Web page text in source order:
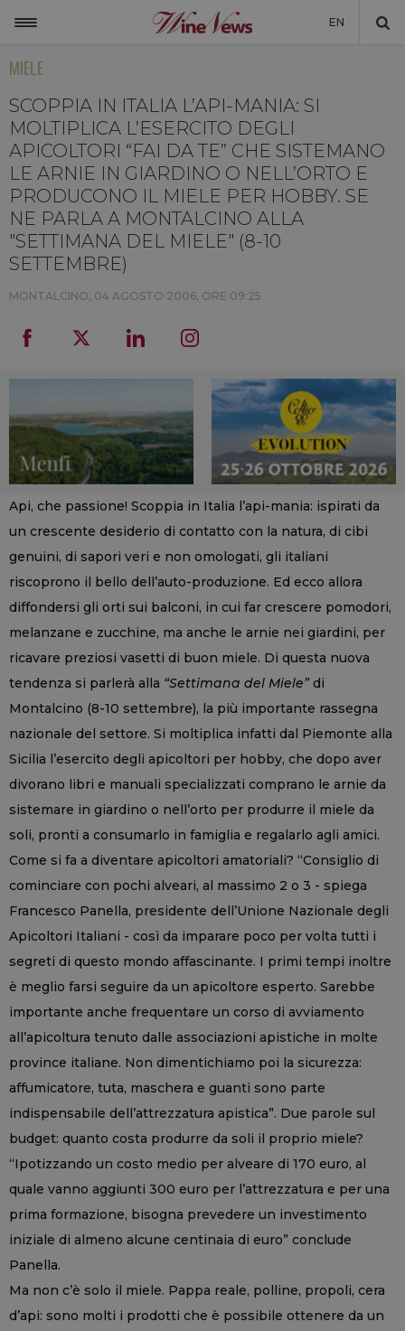
EN
MONDO
NON SOLO VINO
NEWSLETTER
DICONO DI NOI
MIELE
SCOPPIA IN ITALIA L’API-MANIA: SI
MOLTIPLICA L’ESERCITO DEGLI
APICOLTORI “FAI DA TE” CHE SISTEMANO
LE ARNIE IN GIARDINO O NELL’ORTO E
PRODUCONO IL MIELE PER HOBBY. SE
NE PARLA A MONTALCINO ALLA
"SETTIMANA DEL MIELE" (8-10
SETTEMBRE)
MONTALCINO, 04 AGOSTO 2006, ORE 09:25
Api, che passione! Scoppia in Italia l’api-mania: ispirati da
un crescente desiderio di contatto con la natura, di cibi
genuini, di sapori veri e non omologati, gli italiani
riscoprono il bello dell’auto-produzione. Ed ecco allora
diffondersi gli orti sui balconi, in cui far crescere pomodori,
melanzane e zucchine, ma anche le arnie nei giardini, per
ricavare preziosi vasetti di buon miele. Di questa nuova
tendenza si parlerà alla “Settimana del Miele” di
Montalcino (8-10 settembre), la più importante rassegna
nazionale del settore. Si moltiplica infatti dal Piemonte alla
Sicilia l’esercito degli apicoltori per hobby, che dopo aver
divorano libri e manuali specializzati comprano le arnie da
sistemare in giardino o nell’orto per produrre il miele da
soli, pronti a consumarlo in famiglia e regalarlo agli amici.
Come si fa a diventare apicoltori amatoriali? “Consiglio di
cominciare con pochi alveari, al massimo 2 o 3 - spiega
Francesco Panella, presidente dell’Unione Nazionale degli
Apicoltori Italiani - così da imparare poco per volta tutti i
segreti di questo mondo affascinante. I primi tempi inoltre
è meglio farsi seguire da un apicoltore esperto. Sarebbe
importante anche frequentare un corso di avviamento
all’apicoltura tenuto dalle associazioni apistiche in molte
province italiane. Non dimentichiamo poi la sicurezza:
affumicatore, tuta, maschera e guanti sono parte
indispensabile dell’attrezzatura apistica”. Due parole sul
budget: quanto costa produrre da soli il proprio miele?
“Ipotizzando un costo medio per alveare di 170 euro, al
quale vanno aggiunti 300 euro per l’attrezzatura e per una
prima formazione, bisogna prevedere un investimento
iniziale di almeno alcune centinaia di euro” conclude
Panella.
Ma non c’è solo il miele. Pappa reale, polline, propoli, cera
d’api: sono molti i prodotti che è possibile ottenere da un